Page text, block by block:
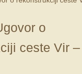
o
ceste Vir –